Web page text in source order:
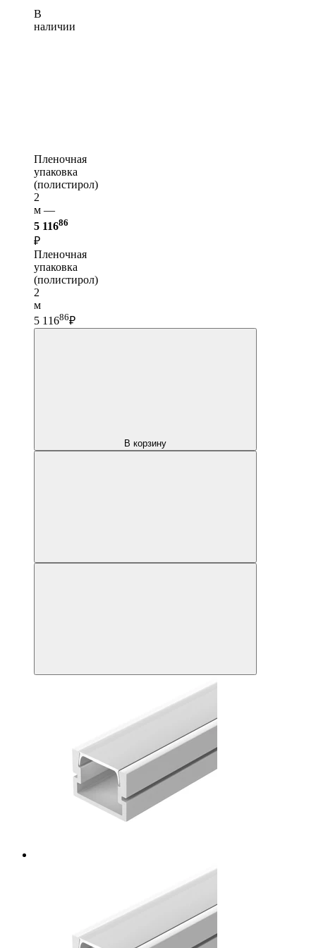
В
наличии
Пленочная
упаковка
(полистирол)
2
м —
5 11686
₽
Пленочная
упаковка
(полистирол)
2
м
5 11686₽
В корзину